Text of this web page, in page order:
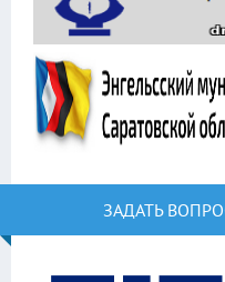
ЗАДАТЬ